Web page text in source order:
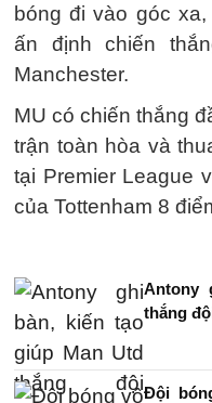
bóng đi vào góc
ấn định chiến
Manchester.
MU có chiến thắng
trận toàn hòa và
tại Premier League
của Tottenham 8
Antony
thắng
Đội